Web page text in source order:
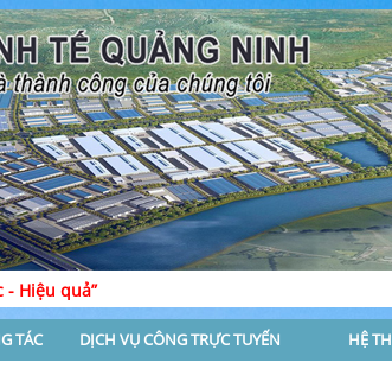
TÁC DỊCH VỤ CÔNG TRỰC TUYẾN HỆ